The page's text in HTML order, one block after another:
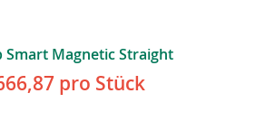
Smart Magnetic Straight
pro Stück